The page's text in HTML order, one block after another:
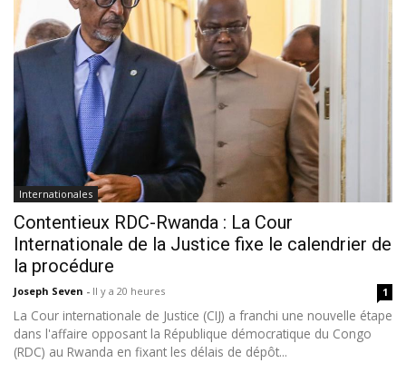
Internationales
Contentieux RDC-Rwanda : La Cour
Internationale de la Justice fixe le calendrier de
la procédure
Joseph Seven - Il y a 20 heures 1
La Cour internationale de Justice (CIJ) a franchi une nouvelle étape
dans l'affaire opposant la République démocratique du Congo
(RDC) au Rwanda en fixant les délais de dépôt...